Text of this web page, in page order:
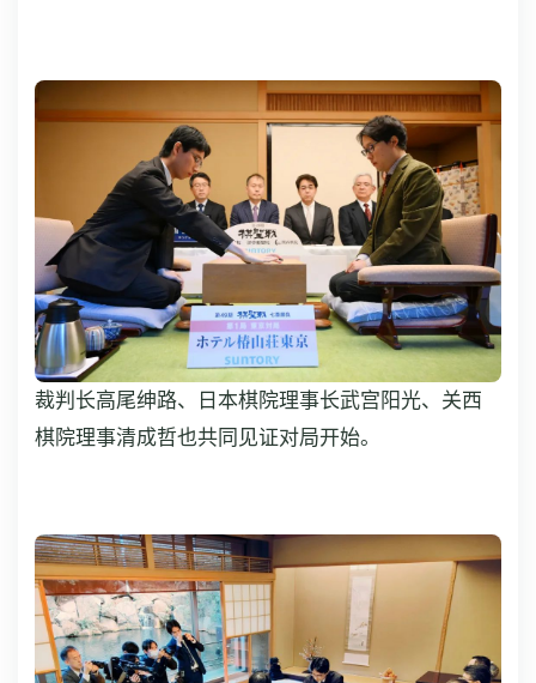
裁判长高尾绅路、日本棋院理事长武宫阳光、关西
棋院理事清成哲也共同见证对局开始。